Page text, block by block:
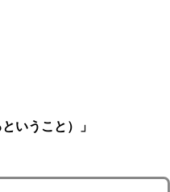
いうこと）」